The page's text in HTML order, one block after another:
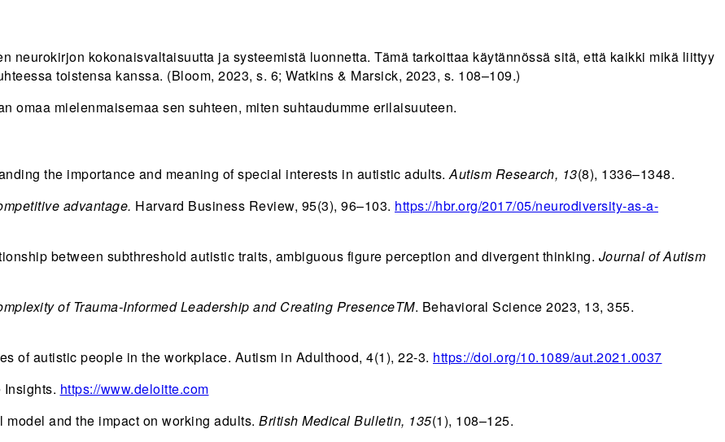
neurokirjon kokonaisvaltaisuutta ja systeemistä luonnetta. Tämä tarkoittaa käytännössä sitä, että kaikki mikä liittyy
toistensa kanssa. (Bloom, 2023, s. 6; Watkins & Marsick, 2023, s. 108–109.)
omaa mielenmaisemaa sen suhteen, miten suhtaudumme erilaisuuteen.
the importance and meaning of special interests in autistic adults.Autism Research, 13(8), 1336–1348.
advantage. Harvard Business Review, 95(3), 96–103. https://hbr.org/2017/05/neurodiversity-as-a-
between subthreshold autistic traits, ambiguous figure perception and divergent thinking. Journal of Autism
of Trauma-Informed Leadership and Creating PresenceTM. Behavioral Science 2023, 13, 355.
of autistic people in the workplace. Autism in Adulthood, 4(1), 22-3. https://doi.org/10.1089/aut.2021.0037
https://www.deloitte.com
and the impact on working adults. British Medical Bulletin, 135(1), 108–125.